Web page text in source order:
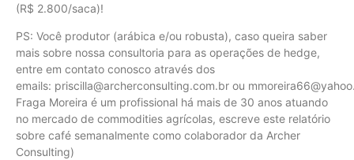
(R$ 2.800/saca)!
PS: Você produtor (arábica e/ou robusta), caso queira saber
mais sobre nossa consultoria para as operações de hedge,
entre em contato conosco através dos
emails: priscilla@archerconsulting.com.br ou
Fraga Moreira é um profissional há mais de 30 anos atuando
no mercado de commodities agrícolas, escreve este relatório
sobre café semanalmente como colaborador da Archer
Consulting)